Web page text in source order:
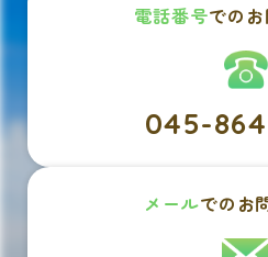
電話番号での
045-
メールでのお